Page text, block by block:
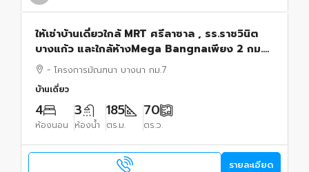
ให้เช่าบ้านเดี่ยวใกล้ MRT ศรีลาซาล , รร.ราชวินิต
บางแก้ว และใกล้ห้างMega Bangnaเพียง 2 กม.
ใกล้ทางด่วน โครงการมัณฑนา บางนา กม.7
- โครงการมัณฑนา บางนา กม.7
บ้านเดี่ยว
4
ห้องนอน
3
ห้องน้ำ
185
ตร.ม.
70
ตร.ว.
รายละเอียด